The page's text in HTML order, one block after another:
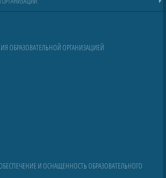
ОБРАЗОВАТЕЛЬНОЙ ОРГАНИЗАЦИЕЙ
И ОСНАЩЕННОСТЬ ОБРАЗОВАТЕЛЬНОГО